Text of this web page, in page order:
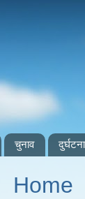
चुनाव दुर्घटना
Home